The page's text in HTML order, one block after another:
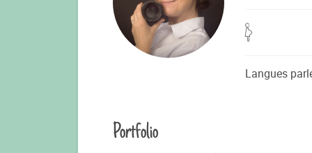
Langues
Portfolio